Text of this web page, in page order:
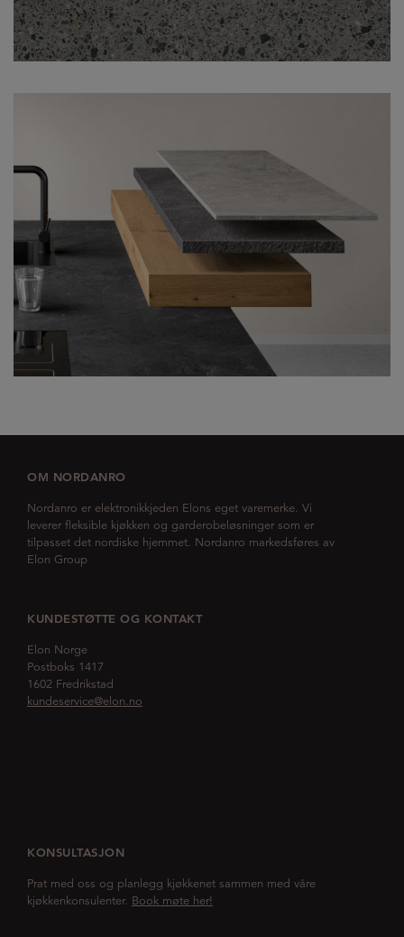
OM NORDANRO
Nordanro er elektronikkjeden Elons eget varemerke. Vi
leverer fleksible kjøkken og garderobeløsninger som er
tilpasset det nordiske hjemmet. Nordanro markedsføres av
Elon Group
KUNDESTØTTE OG KONTAKT
Elon Norge
Postboks 1417
1602 Fredrikstad
kundeservice@elon.no
KONSULTASJON
Prat med oss og planlegg kjøkkenet sammen med våre
kjøkkenkonsulenter. Book møte her!